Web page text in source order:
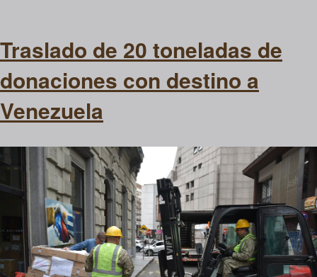
Traslado de 20 toneladas de
donaciones con destino a
Venezuela